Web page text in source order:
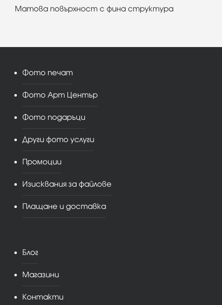
Матова повърхност с фина структура
Фото печат
Фото Арт Център
Фото подаръци
Други фото услуги
Промоции
Изисквания за файлове
Плащане и доставка
Блог
Магазини
Контакти